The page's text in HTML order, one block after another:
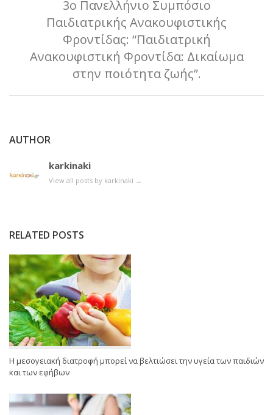
3ο Πανελλήνιο Συμπόσιο
Παιδιατρικής Ανακουφιστικής
Φροντίδας: “Παιδιατρική
Ανακουφιστική Φροντίδα: Δικαίωμα
στην ποιότητα ζωής”.
AUTHOR
karkinaki
View all posts by karkinaki →
RELATED POSTS
Η μεσογειακή διατροφή μπορεί να βελτιώσει την υγεία των παιδιών
και των εφήβων